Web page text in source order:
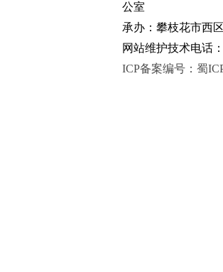
公室
承办：攀枝花市西
网站维护技术电话
ICP备案编号：蜀